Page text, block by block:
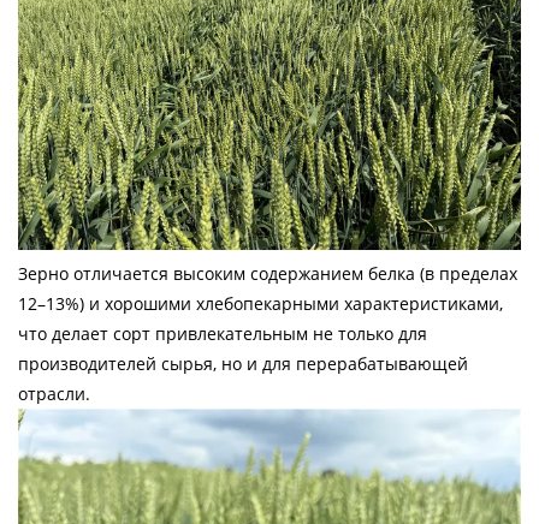
Зерно отличается высоким содержанием белка (в пределах
12–13%) и хорошими хлебопекарными характеристиками,
что делает сорт привлекательным не только для
производителей сырья, но и для перерабатывающей
отрасли.